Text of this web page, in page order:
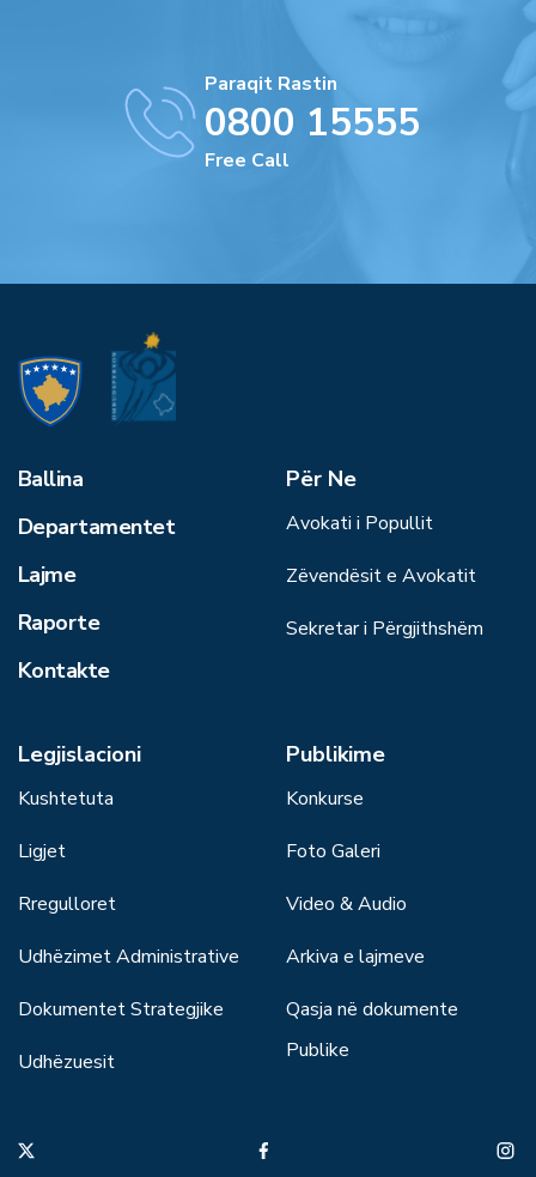
Paraqit Rastin
0800 15555
Free Call
Ballina
Departamentet
Lajme
Raporte
Kontakte
Për Ne
Avokati i Popullit
Zëvendësit e Avokatit
Sekretar i Përgjithshëm
Legjislacioni
Kushtetuta
Ligjet
Rregulloret
Udhëzimet Administrative
Dokumentet Strategjike
Udhëzuesit
Publikime
Konkurse
Foto Galeri
Video & Audio
Arkiva e lajmeve
Qasja në dokumente
Publike